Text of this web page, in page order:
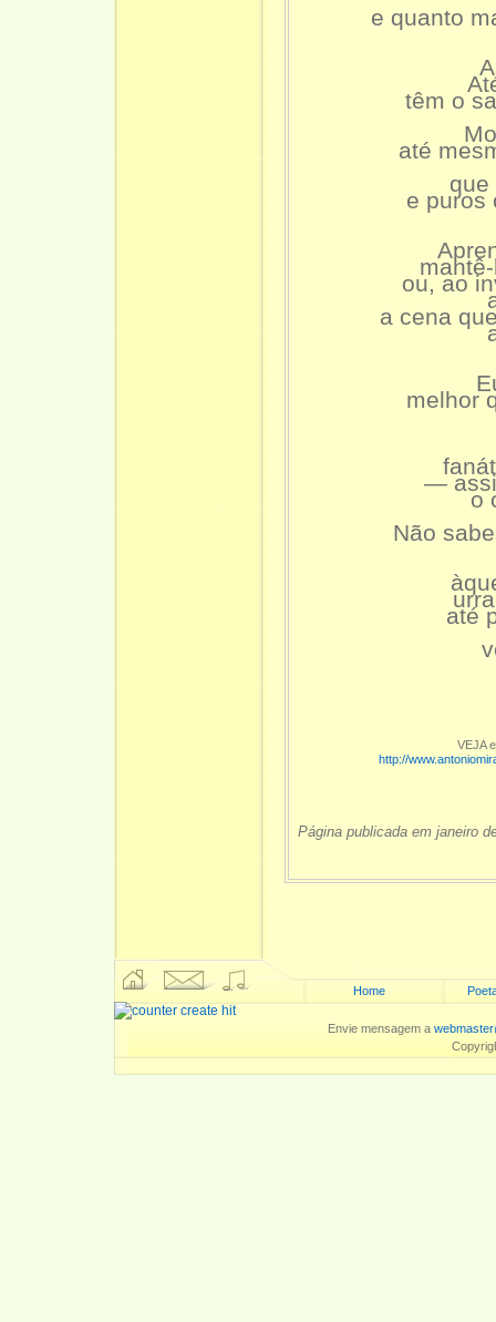
e quanto
têm o
até
que
e puros
ou, ao
a cena
melhor
—
o
Não
até
VEJA
http://
Página publicada em janeiro
Home
Envie mensagem a